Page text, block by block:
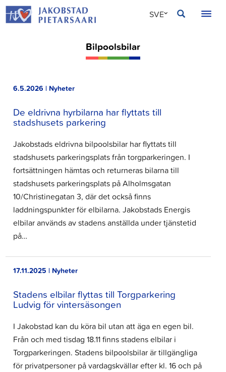
Hoppa
till
SVE
Bilpoolsbilar
6.5.2026 | Nyheter
De eldrivna hyrbilarna har flyttats till
stadshusets parkering
Jakobstads eldrivna bilpoolsbilar har flyttats till
stadshusets parkeringsplats från torgparkeringen. I
fortsättningen hämtas och returneras bilarna till
stadshusets parkeringsplats på Alholmsgatan
10/Christinegatan 3, där det också finns
laddningspunkter för elbilarna. Jakobstads Energis
elbilar används av stadens anställda under tjänstetid
på…
17.11.2025 | Nyheter
Stadens elbilar flyttas till Torgparkering
Ludvig för vintersäsongen
I Jakobstad kan du köra bil utan att äga en egen bil.
Från och med tisdag 18.11 finns stadens elbilar i
Torgparkeringen. Stadens bilpoolsbilar är tillgängliga
för privatpersoner på vardagskvällar efter kl. 16 och på